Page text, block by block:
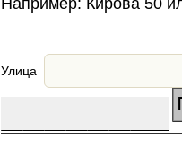
Например: Кирова 50
Улица